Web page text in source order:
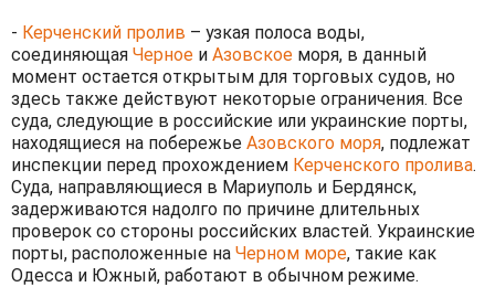
- Керченский пролив – узкая полоса воды,
соединяющая Черное и Азовское моря, в данный
момент остается открытым для торговых судов, но
здесь также действуют некоторые ограничения. Все
суда, следующие в российские или украинские порты,
находящиеся на побережье Азовского моря, подлежат
инспекции перед прохождением Керченского пролива.
Суда, направляющиеся в Мариуполь и Бердянск,
задерживаются надолго по причине длительных
проверок со стороны российских властей. Украинские
порты, расположенные на Черном море, такие как
Одесса и Южный, работают в обычном режиме.